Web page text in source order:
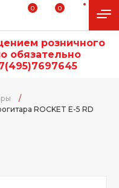
0 0
розничного
обязательно
/
ROCKET E-5 RD